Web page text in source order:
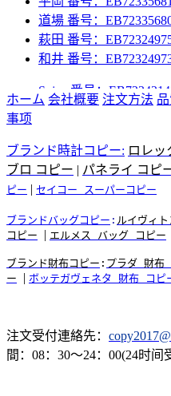
道場 番号：
萩田 番号：
和井 番号：
Sujan 番号：
中田 番号：
加藤 番号：
吉岡 番号：
平岡 番号：
道場 番号：
萩田 番号：
ホーム 会社概要 注文方法
事项
ブランド時計コピー: ロレッ
ブロ コピー | パネライ コピ
ピー | セイコー スーパーコピー
ブランドバッグコピー : ルイヴィ
コピー
| エルメス バッグ コピー
ブランド財布コピー : プラダ 財布
ー
| ボッテガヴェネタ 財布 コピ
注文受付連絡先：
間：08：30～24：00(24时间